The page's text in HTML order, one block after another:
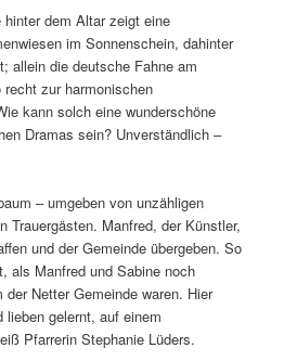
dem Altar zeigt eine
im Sonnenschein, dahinter
allein die deutsche Fahne am
zur harmonischen
kann solch eine wunderschöne
Dramas sein? Unverständlich –
– umgeben von unzähligen
Trauergästen. Manfred, der Künstler,
und der Gemeinde übergeben. So
als Manfred und Sabine noch
Netter Gemeinde waren. Hier
lieben gelernt, auf einem
Pfarrerin Stephanie Lüders.